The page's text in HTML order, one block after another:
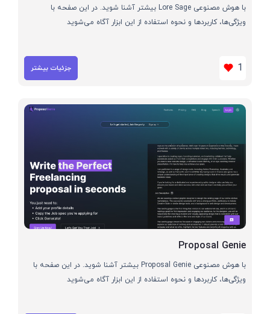
با هوش مصنوعی Lore Sage بیشتر آشنا شوید. در این صفحه با
ویژگی‌ها، کاربردها و نحوه استفاده از این ابزار آگاه می‌شوید
1 جزئیات بیشتر
Proposal Genie
با هوش مصنوعی Proposal Genie بیشتر آشنا شوید. در این صفحه با
ویژگی‌ها، کاربردها و نحوه استفاده از این ابزار آگاه می‌شوید